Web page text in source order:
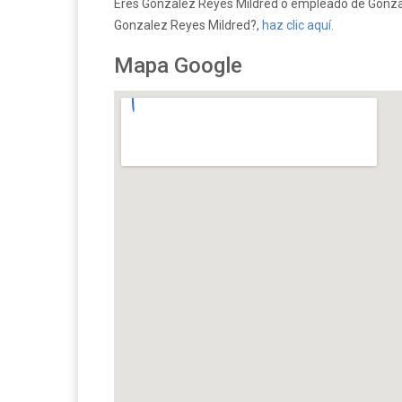
Eres Gonzalez Reyes Mildred o empleado de
Gonzalez Reyes Mildred?, haz clic aquí.
Mapa Google